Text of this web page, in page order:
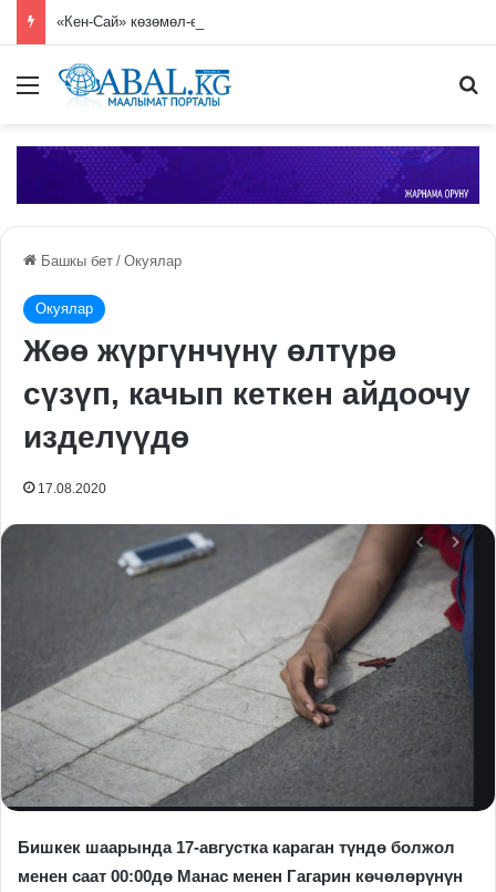
Меню
Башкы бет / Окуялар
Окуялар
Жөө жүргүнчүнү өлтүрө
сүзүп, качып кеткен айдоочу
изделүүдө
17.08.2020
Бишкек шаарында 17-августка караган түндө болжол
менен саат 00:00дө Манас менен Гагарин көчөлөрүнүн